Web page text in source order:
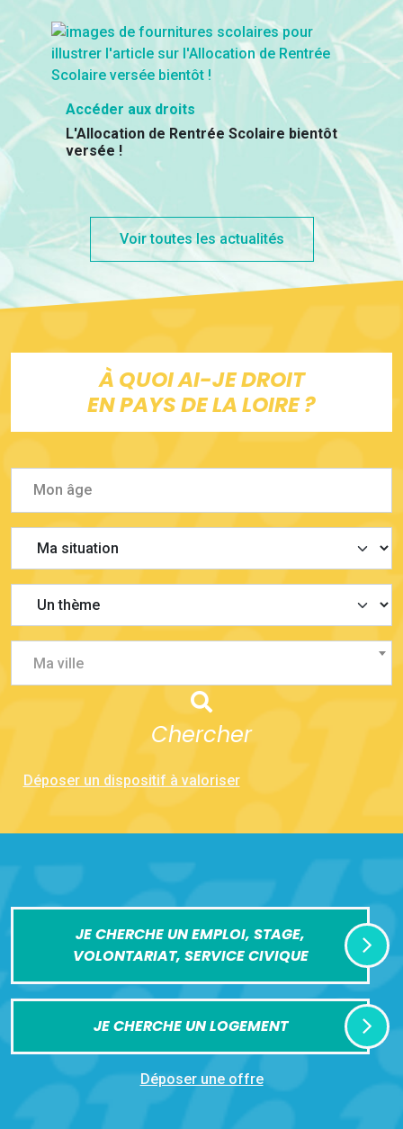
Accéder aux droits
L'Allocation de Rentrée Scolaire bientôt
versée !
Voir toutes les actualités
À QUOI AI-JE DROIT
EN PAYS DE LA LOIRE ?
Ma ville
Chercher
Déposer un dispositif à valoriser
JE CHERCHE UN EMPLOI, STAGE,
VOLONTARIAT, SERVICE CIVIQUE
JE CHERCHE UN LOGEMENT
Déposer une offre